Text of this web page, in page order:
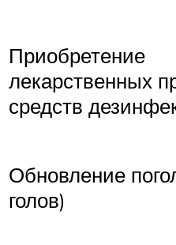
Приобретение
лекарственных
средств
Обновление
голов)